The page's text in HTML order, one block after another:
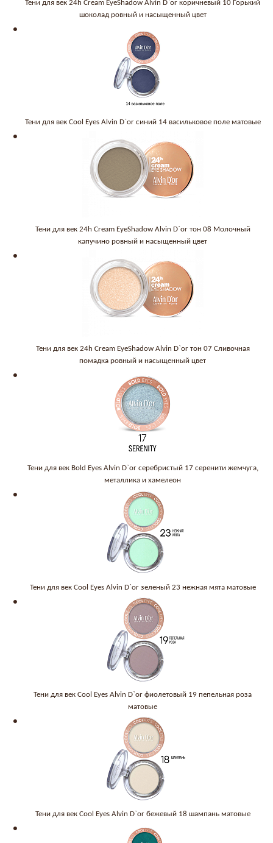
Тени для век 24h Cream EyeShadow Alvin D`or коричневый 10 Горький
шоколад ровный и насыщенный цвет
Тени для век Cool Eyes Alvin D`or синий 14 васильковое поле матовые
Тени для век 24h Cream EyeShadow Alvin D`or тон 08 Молочный
капучино ровный и насыщенный цвет
Тени для век 24h Cream EyeShadow Alvin D`or тон 07 Сливочная
помадка ровный и насыщенный цвет
Тени для век Bold Eyes Alvin D`or серебристый 17 серенити жемчуга,
металлика и хамелеон
Тени для век Cool Eyes Alvin D`or зеленый 23 нежная мята матовые
Тени для век Cool Eyes Alvin D`or фиолетовый 19 пепельная роза
матовые
Тени для век Cool Eyes Alvin D`or бежевый 18 шампань матовые